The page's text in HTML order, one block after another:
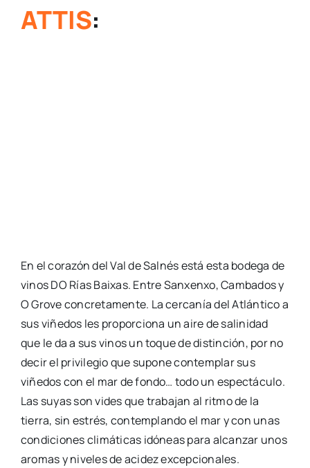
ATTIS:
En el corazón del Val de Salnés está esta bodega de
vinos DO Rías Baixas. Entre Sanxenxo, Cambados y
O Grove concretamente. La cercanía del Atlántico a
sus viñedos les proporciona un aire de salinidad
que le da a sus vinos un toque de distinción, por no
decir el privilegio que supone contemplar sus
viñedos con el mar de fondo… todo un espectáculo.
Las suyas son vides que trabajan al ritmo de la
tierra, sin estrés, contemplando el mar y con unas
condiciones climáticas idóneas para alcanzar unos
aromas y niveles de acidez excepcionales.